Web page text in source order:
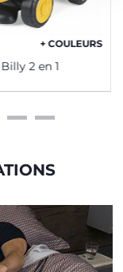
+ COULEURS
2 en 1